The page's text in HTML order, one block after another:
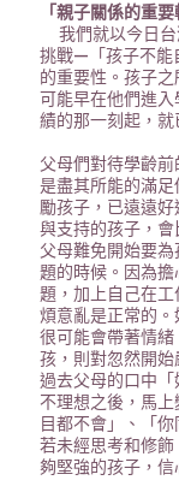
「親子關係的重
我們就以今日台
挑戰—「孩子不能
的重要性。孩子
可能早在他們進
績的那一刻起，就
父母們對待學齡
是盡其所能的滿
勵孩子，已遠遠
與支持的孩子，會
父母難免開始要
題的時候。因為
題，加上自己在
煩意亂是正常的
很可能會帶著情
孩，則對忽然開
過去父母的口中
不理想之後，馬
目都不會」、「
若未經思考和修
夠堅強的孩子，信